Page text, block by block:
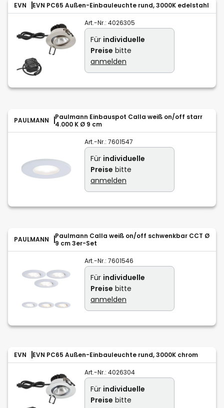
EVN EVN PC65 Außen-Einbauleuchte rund, 3000K edelstahl
Art.-Nr.: 4026305
Für individuelle
Preise bitte
anmelden
PAULMANN
Paulmann Einbauspot Calla weiß on/off starr
4.000 K Ø 9 cm
Art.-Nr.: 7601547
Für individuelle
Preise bitte
anmelden
PAULMANN
Paulmann Calla weiß on/off schwenkbar CCT Ø
9 cm 3er-Set
Art.-Nr.: 7601546
Für individuelle
Preise bitte
anmelden
EVN EVN PC65 Außen-Einbauleuchte rund, 3000K chrom
Art.-Nr.: 4026304
Für individuelle
Preise bitte